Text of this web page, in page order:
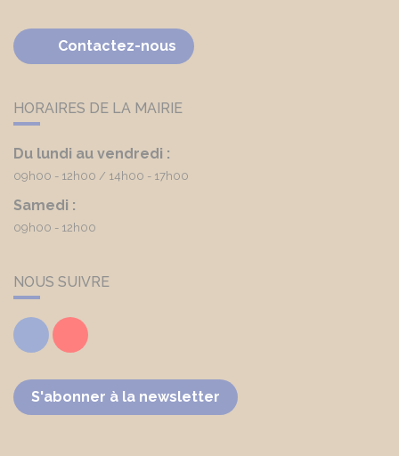
Contactez-nous
HORAIRES DE LA MAIRIE
Du lundi au vendredi :
09h00 - 12h00 14h00 - 17h00
Samedi :
09h00 - 12h00
NOUS SUIVRE
FacebookYoutube
S'abonner à la newsletter